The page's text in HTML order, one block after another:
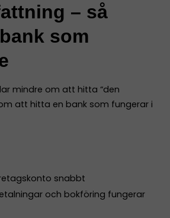
– så
som
mindre om att hitta “den
att hitta en bank som fungerar i
snabbt
och bokföring fungerar